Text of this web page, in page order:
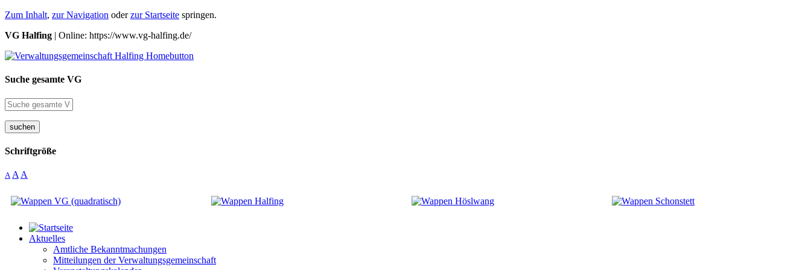
Zum Inhalt, zur Navigation oderzur Startseite springen.
VG Halfing | Online: https://www.vg-halfing.de/
Suche gesamte VG
suchen
Schriftgröße
A A A
Aktuelles
Amtliche Bekanntmachungen
Mitteilungen der Verwaltungsgemeinschaft